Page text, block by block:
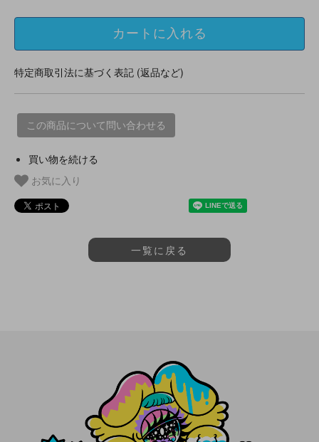
特定商取引法に基づく表記 (返品など)
この商品について問い合わせる
買い物を続ける
お気に入り
一覧に戻る